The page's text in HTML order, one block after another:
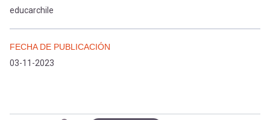
educarchile
FECHA DE PUBLICACIÓN
03-11-2023